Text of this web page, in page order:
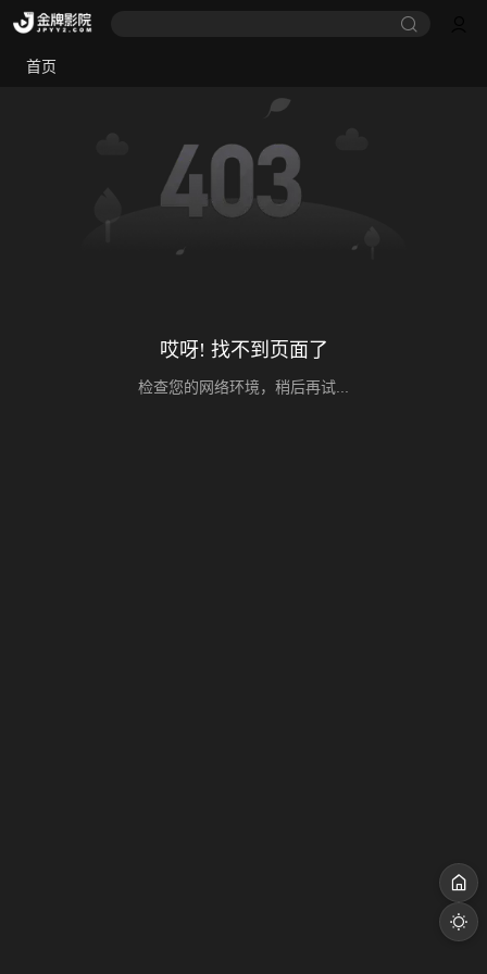
首页
哎呀! 找不到页面了
检查您的网络环境，稍后再试...